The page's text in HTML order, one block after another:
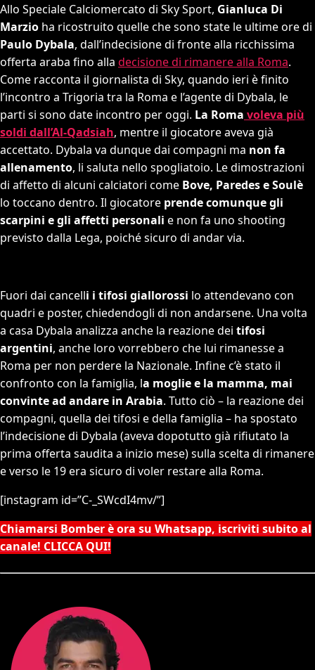
Allo Speciale Calciomercato di Sky Sport, Gianluca Di
Marzio ha ricostruito quelle che sono state le ultime ore di
Paulo Dybala, dall’indecisione di fronte alla ricchissima
offerta araba fino alla decisione di rimanere alla Roma.
Come racconta il giornalista di Sky, quando ieri è finito
l’incontro a Trigoria tra la Roma e l’agente di Dybala, le
parti si sono date incontro per oggi. La Roma voleva più
soldi dall’Al-Qadsiah, mentre il giocatore aveva già
accettato. Dybala va dunque dai compagni ma non fa
allenamento, li saluta nello spogliatoio. Le dimostrazioni
di affetto di alcuni calciatori come Bove, Paredes e Soulè
lo toccano dentro. Il giocatore prende comunque gli
scarpini e gli affetti personali e non fa uno shooting
previsto dalla Lega, poiché sicuro di andar via.
Fuori dai cancelli i tifosi giallorossi lo attendevano con
quadri e poster, chiedendogli di non andarsene. Una volta
a casa Dybala analizza anche la reazione dei tifosi
argentini, anche loro vorrebbero che lui rimanesse a
Roma per non perdere la Nazionale. Infine c’è stato il
confronto con la famiglia, la moglie e la mamma, mai
convinte ad andare in Arabia. Tutto ciò – la reazione dei
compagni, quella dei tifosi e della famiglia – ha spostato
l’indecisione di Dybala (aveva dopotutto già rifiutato la
prima offerta saudita a inizio mese) sulla scelta di rimanere
e verso le 19 era sicuro di voler restare alla Roma.
[instagram id=”C-_SWcdI4mv/”]
Chiamarsi Bomber è ora su Whatsapp, iscriviti subito al
canale! CLICCA QUI!